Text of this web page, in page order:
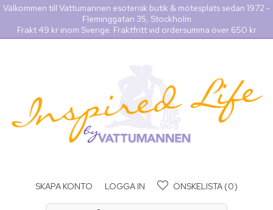
Välkommen till Vattumannen esoterisk butik & mötesplats sedan 1972 -
Fleminggatan 35, Stockholm
Frakt 49 kr inom Sverige. Fraktfritt vid ordersumma över 650 kr
SKAPA KONTO LOGGA IN ÖNSKELISTA (0)